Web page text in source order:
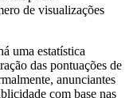
de visualizações
uma estatística
das pontuações de
anunciantes
com base nas